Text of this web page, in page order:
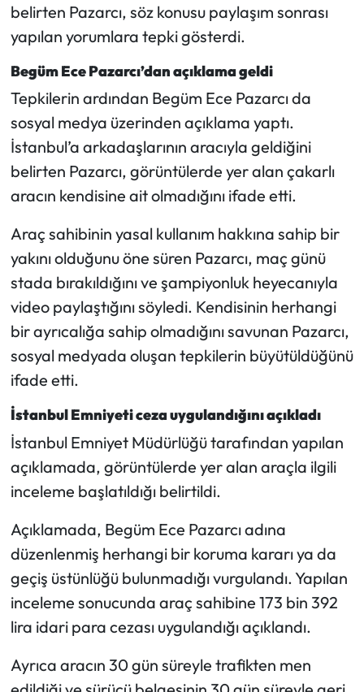
belirten Pazarcı, söz konusu paylaşım sonrası
yapılan yorumlara tepki gösterdi.
Begüm Ece Pazarcı’dan açıklama geldi
Tepkilerin ardından Begüm Ece Pazarcı da
sosyal medya üzerinden açıklama yaptı.
İstanbul’a arkadaşlarının aracıyla geldiğini
belirten Pazarcı, görüntülerde yer alan çakarlı
aracın kendisine ait olmadığını ifade etti.
Araç sahibinin yasal kullanım hakkına sahip bir
yakını olduğunu öne süren Pazarcı, maç günü
stada bırakıldığını ve şampiyonluk heyecanıyla
video paylaştığını söyledi. Kendisinin herhangi
bir ayrıcalığa sahip olmadığını savunan Pazarcı,
sosyal medyada oluşan tepkilerin büyütüldüğünü
ifade etti.
İstanbul Emniyeti ceza uygulandığını açıkladı
İstanbul Emniyet Müdürlüğü tarafından yapılan
açıklamada, görüntülerde yer alan araçla ilgili
inceleme başlatıldığı belirtildi.
Açıklamada, Begüm Ece Pazarcı adına
düzenlenmiş herhangi bir koruma kararı ya da
geçiş üstünlüğü bulunmadığı vurgulandı. Yapılan
inceleme sonucunda araç sahibine 173 bin 392
lira idari para cezası uygulandığı açıklandı.
Ayrıca aracın 30 gün süreyle trafikten men